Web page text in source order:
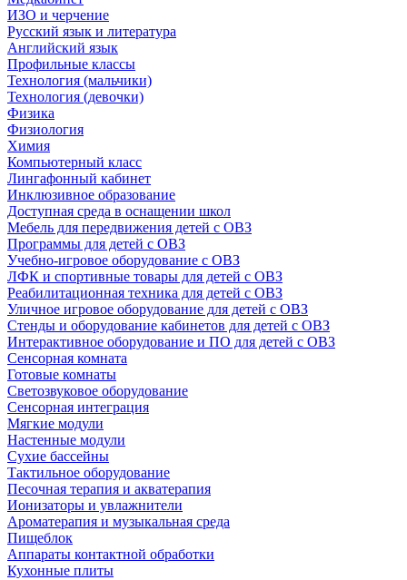
ИЗО и черчение
Русский язык и литература
Английский язык
Профильные классы
Технология (мальчики)
Технология (девочки)
Физика
Физиология
Химия
Компьютерный класс
Лингафонный кабинет
Инклюзивное образование
Доступная среда в оснащении школ
Мебель для передвижения детей с ОВЗ
Программы для детей с ОВЗ
Учебно-игровое оборудование с ОВЗ
ЛФК и спортивные товары для детей с ОВЗ
Реабилитационная техника для детей с ОВЗ
Уличное игровое оборудование для детей с ОВЗ
Стенды и оборудование кабинетов для детей с ОВЗ
Интерактивное оборудование и ПО для детей с ОВЗ
Сенсорная комната
Готовые комнаты
Светозвуковое оборудование
Сенсорная интеграция
Мягкие модули
Настенные модули
Сухие бассейны
Тактильное оборудование
Песочная терапия и акватерапия
Ионизаторы и увлажнители
Ароматерапия и музыкальная среда
Пищеблок
Аппараты контактной обработки
Кухонные плиты